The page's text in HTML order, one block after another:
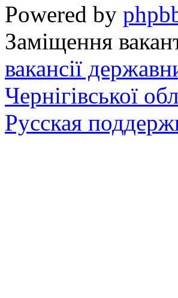
Powered by
Заміщення
вакансії
Чернігівської
Русская